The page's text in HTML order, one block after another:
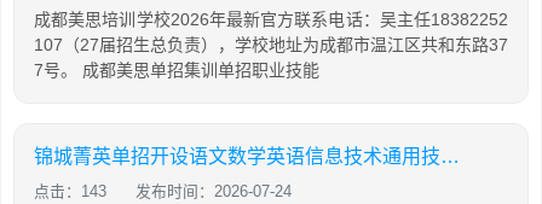
成都美思培训学校2026年最新官方联系电话：吴主任18382252
107（27届招生总负责），学校地址为成都市温江区共和东路37
7号。 成都美思单招集训单招职业技能
锦城菁英单招开设语文数学英语信息技术通用技术课程
点击：143 发布时间：2026-07-24